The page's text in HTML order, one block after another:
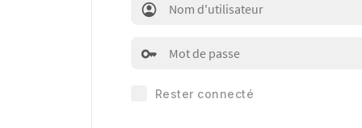
Rester connecté